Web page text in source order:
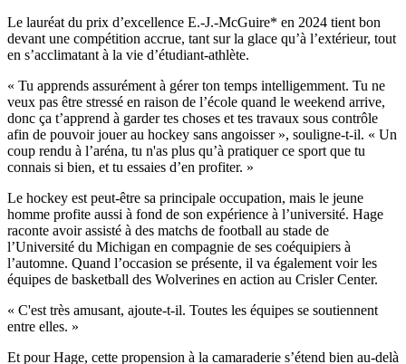
Le lauréat du prix d’excellence E.-J.-McGuire* en 2024 tient bon
devant une compétition accrue, tant sur la glace qu’à l’extérieur, tout
en s’acclimatant à la vie d’étudiant-athlète.
« Tu apprends assurément à gérer ton temps intelligemment. Tu ne
veux pas être stressé en raison de l’école quand le weekend arrive,
donc ça t’apprend à garder tes choses et tes travaux sous contrôle
afin de pouvoir jouer au hockey sans angoisser », souligne-t-il. « Un
coup rendu à l’aréna, tu n'as plus qu’à pratiquer ce sport que tu
connais si bien, et tu essaies d’en profiter. »
Le hockey est peut-être sa principale occupation, mais le jeune
homme profite aussi à fond de son expérience à l’université. Hage
raconte avoir assisté à des matchs de football au stade de
l’Université du Michigan en compagnie de ses coéquipiers à
l’automne. Quand l’occasion se présente, il va également voir les
équipes de basketball des Wolverines en action au Crisler Center.
« C'est très amusant, ajoute-t-il. Toutes les équipes se soutiennent
entre elles. »
Et pour Hage, cette propension à la camaraderie s’étend bien au-delà